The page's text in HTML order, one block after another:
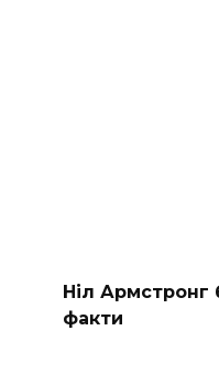
Ніл Армстронг
факти